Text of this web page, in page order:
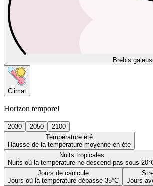
Brebis
Climat
Horizon temporel
2030 2050
2100
Température été
Hausse de la température moyenne en été
Nuits tropicales
Nuits où la température ne descend pas sous
Jours de canicule
Jours où la température dépasse 35°C
Jours